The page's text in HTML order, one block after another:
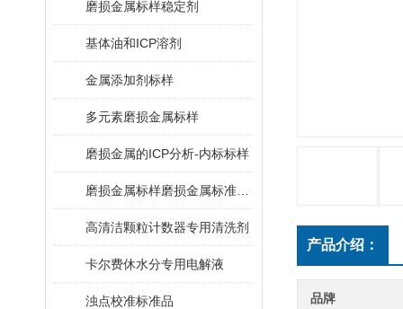
磨损金属标样稳定剂
基体油和ICP溶剂
金属添加剂标样
多元素磨损金属标样
磨损金属的ICP分析-内标标样
高清洁颗粒计数器专用清洗剂
卡尔费休水分专用电解液
浊点校准标准品
产品介绍：
品牌